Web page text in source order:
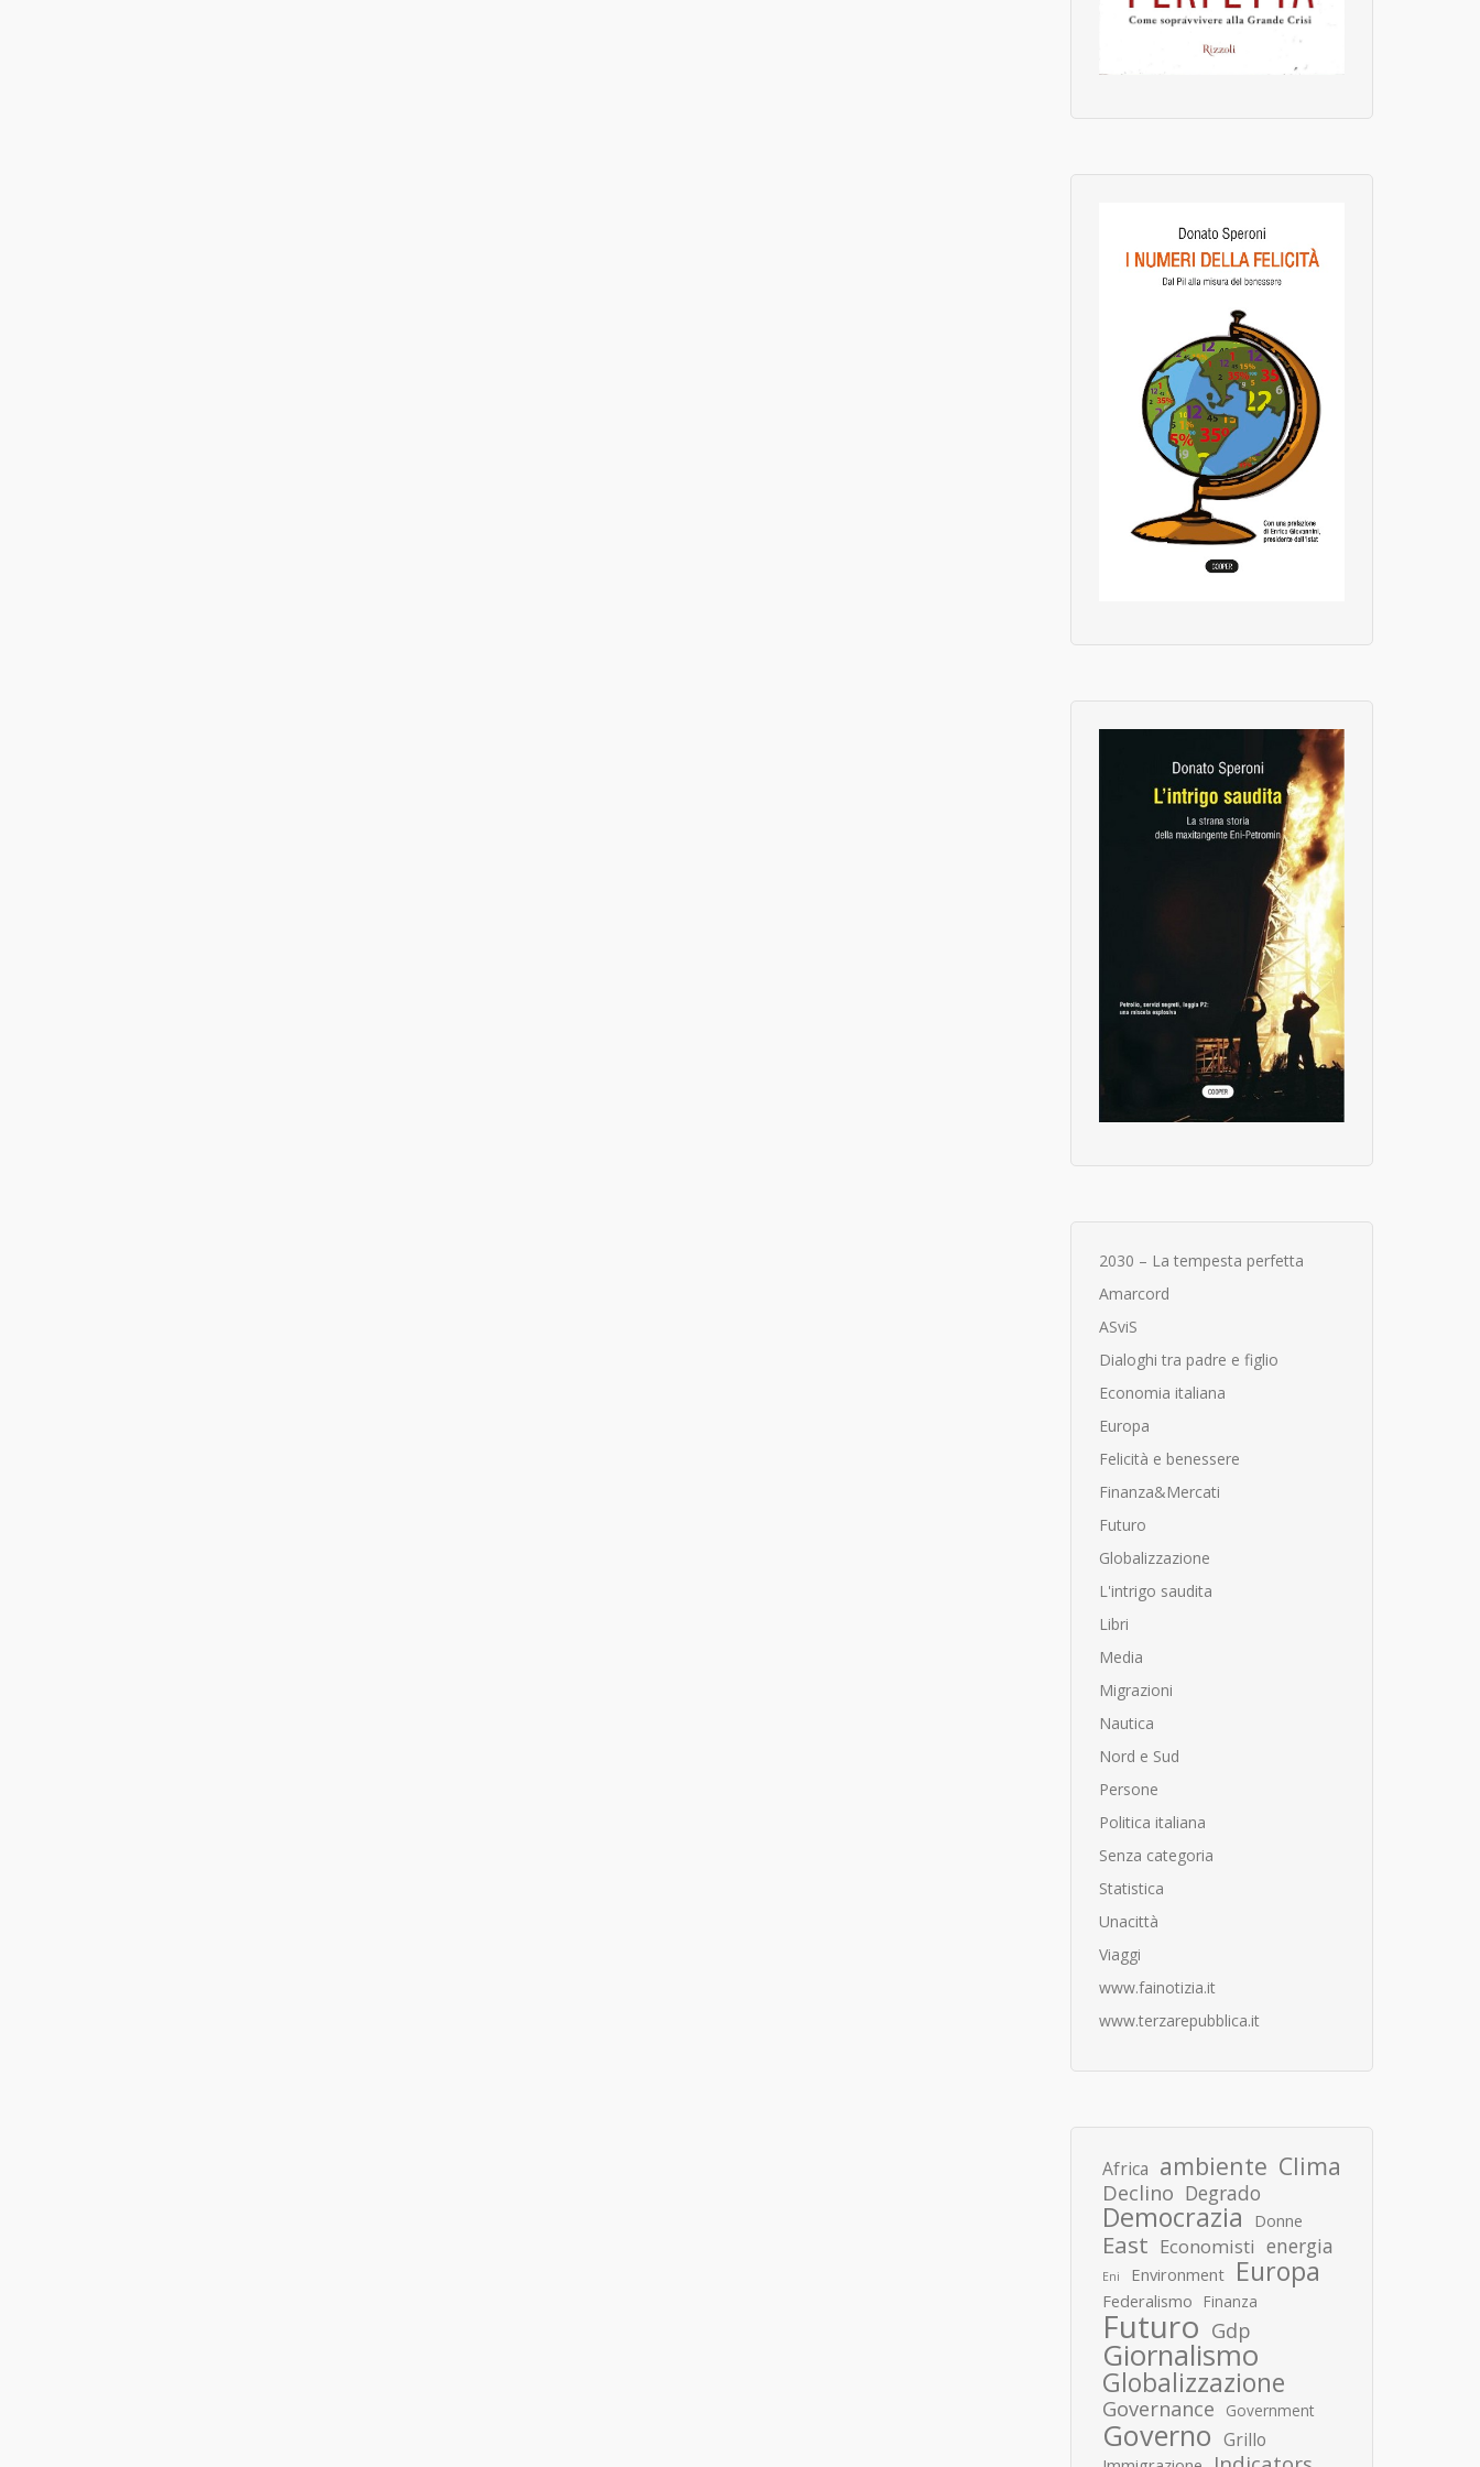
2030 – La tempesta perfetta
Amarcord
ASviS
Dialoghi tra padre e figlio
Economia italiana
Europa
Felicità e benessere
Finanza&Mercati
Futuro
Globalizzazione
L'intrigo saudita
Libri
Media
Migrazioni
Nautica
Nord e Sud
Persone
Politica italiana
Senza categoria
Statistica
Unacittà
Viaggi
www.fainotizia.it
www.terzarepubblica.it
Africa ambiente Clima
Declino Degrado
Democrazia Donne
East Economisti energia
Eni Environment Europa
Federalismo Finanza
Futuro Gdp
Giornalismo
Globalizzazione
Governance Government
Governo Grillo